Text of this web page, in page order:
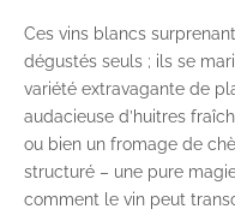
Ces vins blancs
dégustés seuls ; ils se
variété extravagante de
audacieuse d’huitres
ou bien un fromage de
structuré – une pure
comment le vin peut